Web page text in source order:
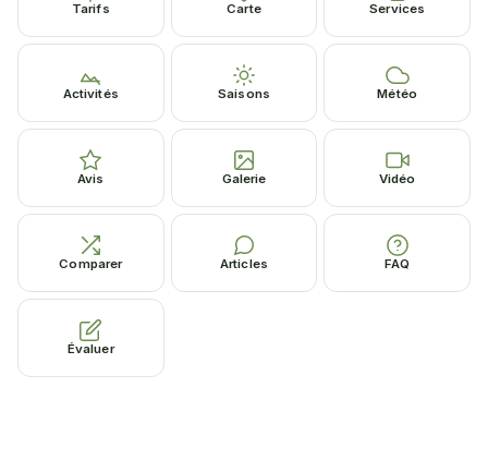
Tarifs Carte Services
Activités Saisons Météo
Avis Galerie Vidéo
Comparer Articles FAQ
Évaluer